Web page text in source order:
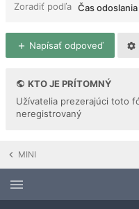
Zoradiť podľa Čas
Napísať odpoveď
KTO JE PRÍTOMNÝ
Užívatelia prezerajúci toto
neregistrovaný
MINI